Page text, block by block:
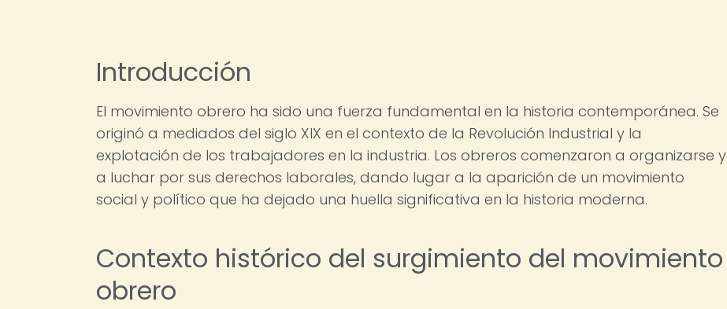
Introducción
El movimiento obrero ha sido una fuerza fundamental en la historia contemporánea. Se
originó a mediados del siglo XIX en el contexto de la Revolución Industrial y la
explotación de los trabajadores en la industria. Los obreros comenzaron a organizarse y
a luchar por sus derechos laborales, dando lugar a la aparición de un movimiento
social y político que ha dejado una huella significativa en la historia moderna.
Contexto histórico del surgimiento del movimiento
obrero